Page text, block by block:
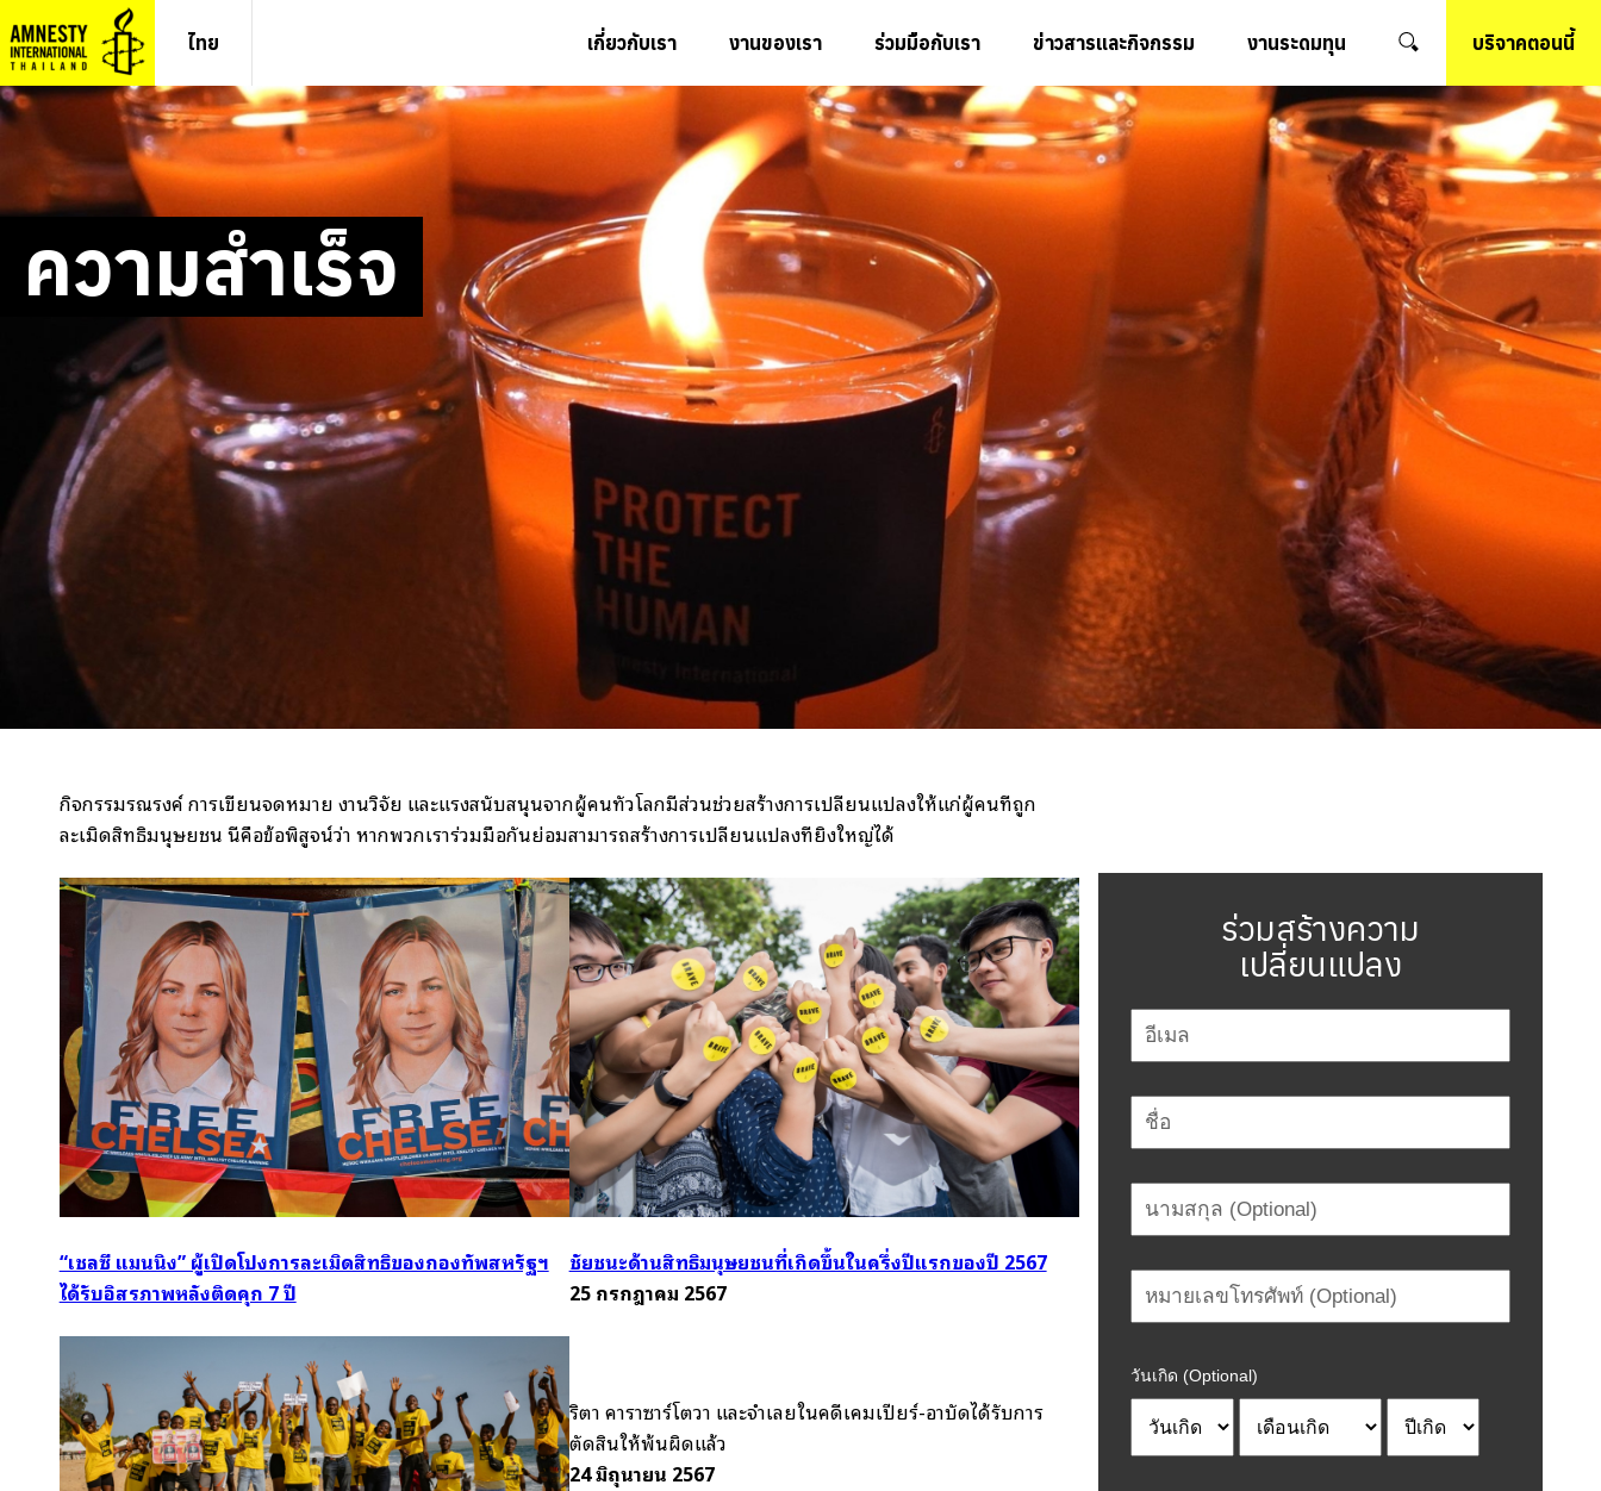
ไทย เกี่ยวกับเรา งานของเรา ร่วมมือกับเรา ข่าวสารและกิจกรรม งานระดมทุน SEARCH บริจาคตอนนี้
ไป
ยัง
เนื้อหา
ความสำเร็จ
กิจกรรมรณรงค์ การเขียนจดหมาย งานวิจัย และแรงสนับสนุนจากผู้คนทั่วโลกมีส่วนช่วยสร้างการเปลี่ยนแปลงให้แก่ผู้คนที่ถูก
ละเมิดสิทธิมนุษยชน นี่คือข้อพิสูจน์ว่า หากพวกเราร่วมมือกันย่อมสามารถสร้างการเปลี่ยนแปลงที่ยิ่งใหญ่ได้
“เชลซี แมนนิง” ผู้เปิดโปงการละเมิดสิทธิของกองทัพสหรัฐฯ
ได้รับอิสรภาพหลังติดคุก 7 ปี
ชัยชนะด้านสิทธิมนุษยชนที่เกิดขึ้นในครึ่งปีแรกของปี 2567
25 กรกฎาคม 2567
ริตา คาราซาร์โตวา และจำเลยในคดีเคมเปียร์-อาบัดได้รับการ
ตัดสินให้พ้นผิดแล้ว
24 มิถุนายน 2567